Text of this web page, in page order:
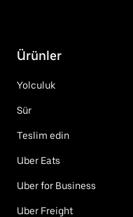
Ürünler
Yolculuk
Sür
Teslim edin
Uber Eats
Uber for Business
Uber Freight